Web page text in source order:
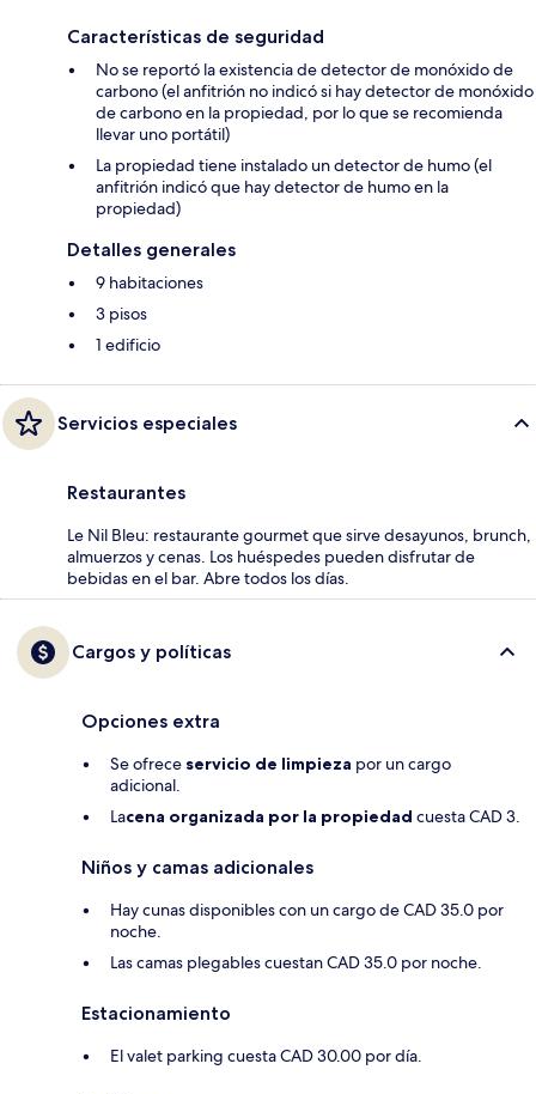
Características de seguridad
No se reportó la existencia de detector de monóxido de
carbono (el anfitrión no indicó si hay detector de monóxido
de carbono en la propiedad, por lo que se recomienda
llevar uno portátil)
La propiedad tiene instalado un detector de humo (el
anfitrión indicó que hay detector de humo en la
propiedad)
Detalles generales
9 habitaciones
3 pisos
1 edificio
Servicios especiales
Restaurantes
Le Nil Bleu: restaurante gourmet que sirve desayunos, brunch,
almuerzos y cenas. Los huéspedes pueden disfrutar de
bebidas en el bar. Abre todos los días.
Cargos y políticas
Opciones extra
Se ofrece servicio de limpieza por un cargo
adicional.
Lacena organizada por la propiedad cuesta CAD 3.
Niños y camas adicionales
Hay cunas disponibles con un cargo de CAD 35.0 por
noche.
Las camas plegables cuestan CAD 35.0 por noche.
Estacionamiento
El valet parking cuesta CAD 30.00 por día.